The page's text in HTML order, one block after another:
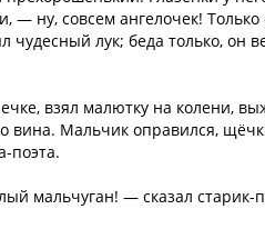
— ну, совсем ангелочек!
чудесный лук; беда только, он
взял малютку на колени,
вина. Мальчик оправился,
поэта.
мальчуган! — сказал старик-